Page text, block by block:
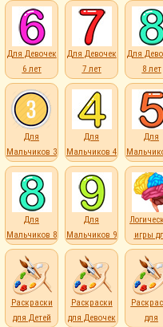
Для Девочек
6 лет
Для Девочек
7 лет
Для
8 лет
Для
Мальчиков 3
лет
Для
Мальчиков 4
лет
Для
лет
Для
Мальчиков 8
лет
Для
Мальчиков 9
лет
игры
детей
Раскраски
для Детей
Раскраски
для Девочек
для